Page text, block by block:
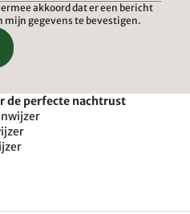
akkoord dat er een bericht
gegevens te bevestigen.
de perfecte nachtrust